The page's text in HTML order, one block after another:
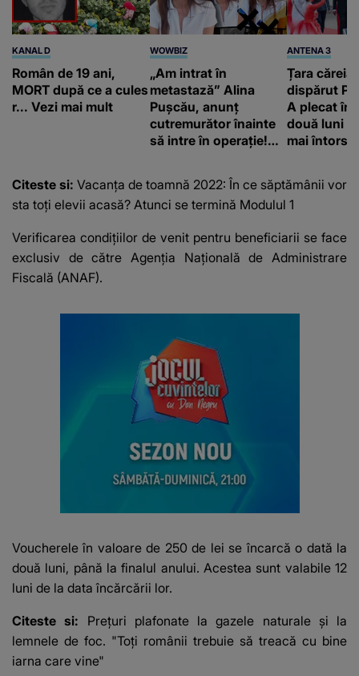
KANAL D
Român de 19 ani,
MORT după ce a cules
r... Vezi mai mult
WOWBIZ
„Am intrat în
metastază” Alina
Pușcău, anunț
cutremurător înainte
să intre în operație!
mesaj emoționant
fanilor
ANTENA 3
Țara căreia
dispărut
A plecat în
două luni
mai întors
Citeste si: Vacanța de toamnă 2022: În ce săptămânii vor
sta toți elevii acasă? Atunci se termină Modulul 1
Verificarea condițiilor de venit pentru beneficiarii se face
exclusiv de către Agenția Națională de Administrare
Fiscală (ANAF).
Voucherele în valoare de 250 de lei se încarcă o dată la
două luni, până la finalul anului. Acestea sunt valabile 12
luni de la data încărcării lor.
Citeste si: Prețuri plafonate la gazele naturale și la
lemnele de foc. "Toți românii trebuie să treacă cu bine
iarna care vine"